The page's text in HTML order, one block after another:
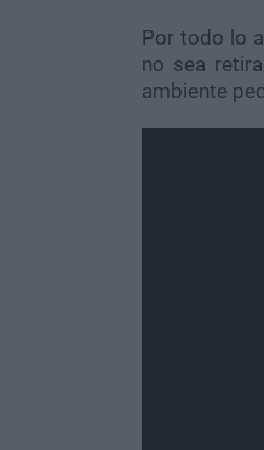
Por todo lo
no sea
ambiente